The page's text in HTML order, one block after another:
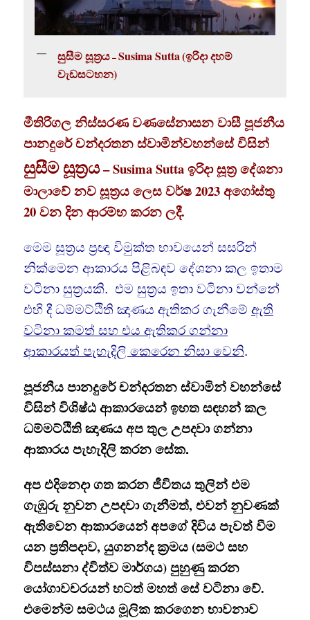
සුසීම සූත්‍රය–Susima Sutta(ඉරිදා දහම්
වැඩසටහන)
මීතිරිගල නිස්සරණ වණසේනාසන වාසී පූජනීය
පානදුරේ චන්දරතන ස්වාමින්වහන්සේ විසින්
සුසීම සූත්‍රය– Susima Sutta ඉරිදා සූත්‍ර දේශනා
මාලාවේ නව සූත්‍රය ලෙස වර්ෂ 2023 අගෝස්තු
20 වන දින ආරම්භ කරන ලදී.
මෙම සූත්‍රය ප්‍රඥා විමුක්ත භාවයෙන් සසරින්
නික්මෙන ආකාරය පිළිබඳව දේශනා කල ඉතාම
වටිනා සුත්‍රයකි. එම සුත්‍රය ඉතා වටිනා වන්නේ
එහි දී ධම්මට්ඨිති ඤාණය ඇතිකර ගැනීමේඇති
වටිනා කමත් සහ එය ඇතිකර ගන්නා
ආකාරයත් පැහැදිලි කෙරෙන නිසා වෙනි.
පූජනීය පානදුරේ චන්දරතන ස්වාමින් වහන්සේ
විසින් විශිෂ්ඨ ආකාරයෙන් ඉහත සඳහන් කල
ධම්මට්ඨිති ඤාණය අප තුල උපදවා ගන්නා
ආකාරය පැහැදිලි කරන සේක.
අප එදිනෙදා ගත කරන ජීවිතය තුලින් එම
ගැඹුරු නුවන උපදවා ගැනීමත්, එවන් නුවණක්
ඇතිවෙන ආකාරයෙන් අපගේ දිවිය පැවත් වීම
යන ප්‍රතිපදාව, යුගනන්ද ක්‍රමය (සමථ සහ
විපස්සනා ද්විත්ව මාර්ගය) පුහුණු කරන
යෝගාවචරයන් හටත් මහත් සේ වටිනා වේ.
එමෙන්ම සමථය මූලික කරගෙන භාවනාව